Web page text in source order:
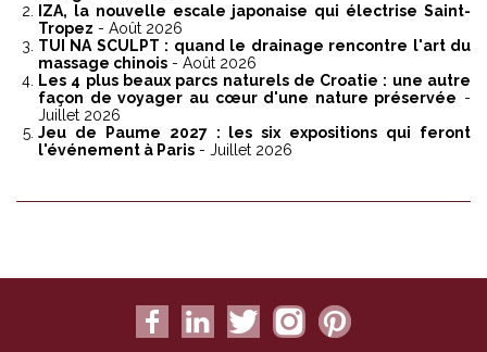
IZA, la nouvelle escale japonaise qui électrise Saint-
Tropez - Août 2026
TUI NA SCULPT : quand le drainage rencontre l'art du
massage chinois - Août 2026
Les 4 plus beaux parcs naturels de Croatie : une autre
façon de voyager au cœur d'une nature préservée -
Juillet 2026
Jeu de Paume 2027 : les six expositions qui feront
l'événement à Paris - Juillet 2026